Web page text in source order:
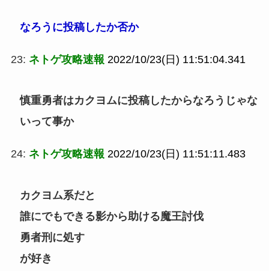
なろうに投稿したか否か
23: ネトゲ攻略速報 2022/10/23(日) 11:51:04.341
慎重勇者はカクヨムに投稿したからなろうじゃな
いって事か
24: ネトゲ攻略速報 2022/10/23(日) 11:51:11.483
カクヨム系だと
誰にでもできる影から助ける魔王討伐
勇者刑に処す
が好き